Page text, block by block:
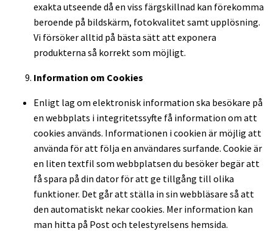
exakta utseende då en viss färgskillnad kan förekomma
beroende på bildskärm, fotokvalitet samt upplösning.
Vi försöker alltid på bästa sätt att exponera
produkterna så korrekt som möjligt.
Information om Cookies
Enligt lag om elektronisk information ska besökare på
en webbplats i integritetssyfte få information om att
cookies används. Informationen i cookien är möjlig att
använda för att följa en användares surfande. Cookie är
en liten textfil som webbplatsen du besöker begär att
få spara på din dator för att ge tillgång till olika
funktioner. Det går att ställa in sin webbläsare så att
den automatiskt nekar cookies. Mer information kan
man hitta på Post och telestyrelsens hemsida.